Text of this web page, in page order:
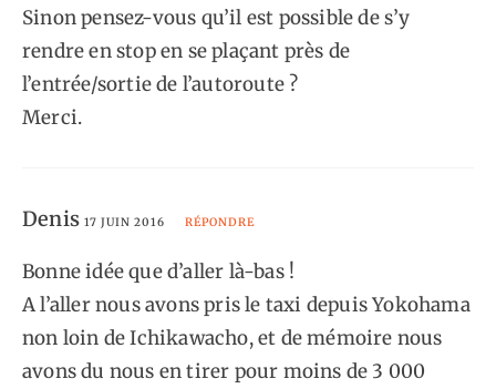
Sinon pensez-vous qu’il est possible de s’y
rendre en stop en se plaçant près de
l’entrée/sortie de l’autoroute ?
Merci.
Denis17 JUIN 2016 RÉPONDRE
Bonne idée que d’aller là-bas !
A l’aller nous avons pris le taxi depuis Yokohama
non loin de Ichikawacho, et de mémoire nous
avons du nous en tirer pour moins de 3 000